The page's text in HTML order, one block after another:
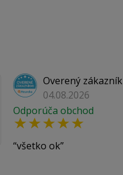
Overený zákazník
04.08.2026
Odporúča obchod
všetko ok